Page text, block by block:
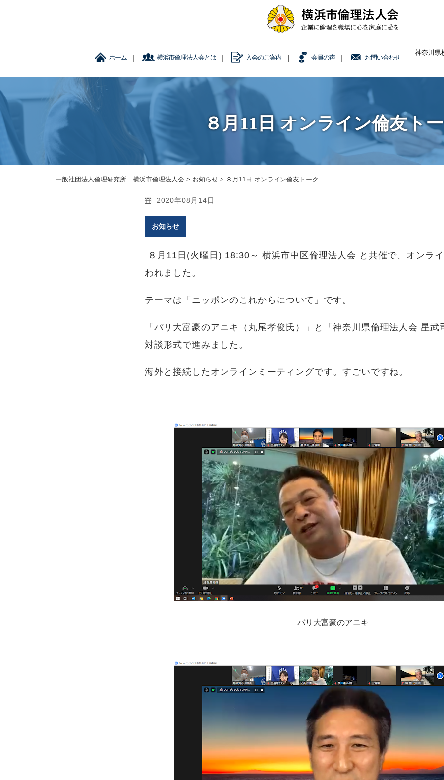
ホーム 横浜市倫理法人会とは 入会のご案内 会員の声 お問い合わせ
神奈川県
８月11日 オンライン倫友ト
一般社団法人倫理研究所 横浜市倫理法人会 > お知らせ > ８月11日 オンライン倫友トーク
2020年08月14日
お知らせ
８月11日(火曜日) 18:30～ 横浜市中区倫理法人会 と共催で、オンラ
われました。
テーマは「ニッポンのこれからについて」です。
「バリ大富豪のアニキ（丸尾孝俊氏）」と「神奈川県倫理法人会 星武
対談形式で進みました。
海外と接続したオンラインミーティングです。すごいですね。
バリ大富豪のアニキ